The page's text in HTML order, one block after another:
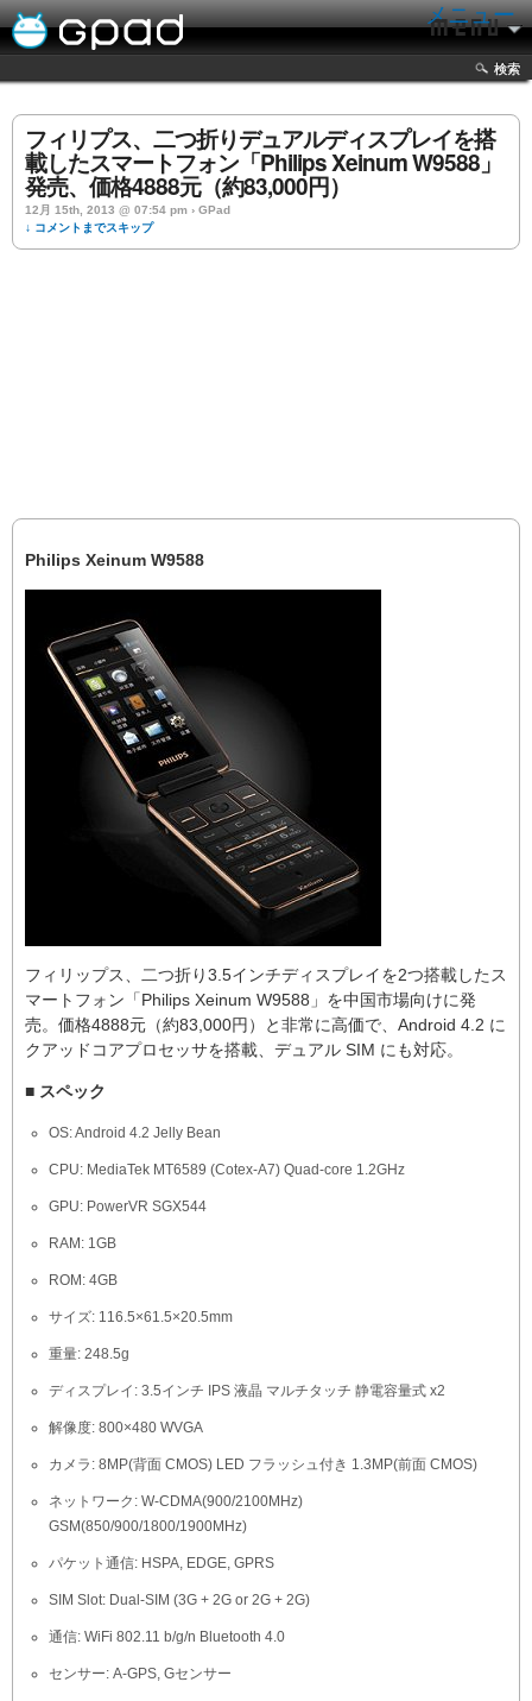
メニュー
検索
フィリプス、二つ折りデュアルディスプレイを搭
載したスマートフォン「Philips Xeinum W9588」
発売、価格4888元（約83,000円）
12月 15th, 2013 @ 07:54 pm › GPad
↓ コメントまでスキップ
Philips Xeinum W9588
フィリップス、二つ折り3.5インチディスプレイを2つ搭載したス
マートフォン「Philips Xeinum W9588」を中国市場向けに発
売。価格4888元（約83,000円）と非常に高価で、Android 4.2 に
クアッドコアプロセッサを搭載、デュアル SIM にも対応。
■ スペック
OS: Android 4.2 Jelly Bean
CPU: MediaTek MT6589 (Cotex-A7) Quad-core 1.2GHz
GPU: PowerVR SGX544
RAM: 1GB
ROM: 4GB
サイズ: 116.5×61.5×20.5mm
重量: 248.5g
ディスプレイ: 3.5インチ IPS 液晶 マルチタッチ 静電容量式 x2
解像度: 800×480 WVGA
カメラ: 8MP(背面 CMOS) LED フラッシュ付き 1.3MP(前面 CMOS)
ネットワーク: W-CDMA(900/2100MHz)
GSM(850/900/1800/1900MHz)
パケット通信: HSPA, EDGE, GPRS
SIM Slot: Dual-SIM (3G + 2G or 2G + 2G)
通信: WiFi 802.11 b/g/n Bluetooth 4.0
センサー: A-GPS, Gセンサー